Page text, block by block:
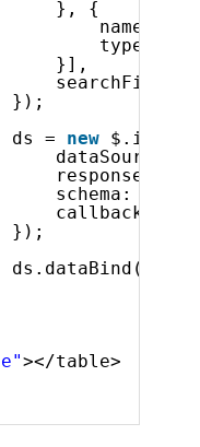
}, {
name:
type:
}],
searchField:
});
ds = new
dataSource:
schema:
callback:
});
ds.dataBind();
></table>